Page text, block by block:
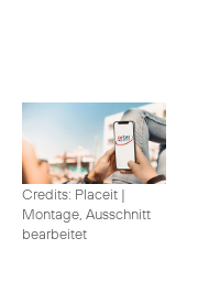
Credits: Placeit |
Montage, Ausschnitt
bearbeitet